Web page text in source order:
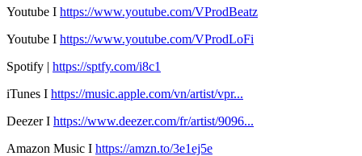
Youtube I https://www.youtube.com/VProdBeatz
Youtube I https://www.youtube.com/VProdLoFi
Spotify | https://sptfy.com/i8c1
iTunes I https://music.apple.com/vn/artist/vpr...
Deezer I https://www.deezer.com/fr/artist/9096...
Amazon Music I https://amzn.to/3e1ej5e​